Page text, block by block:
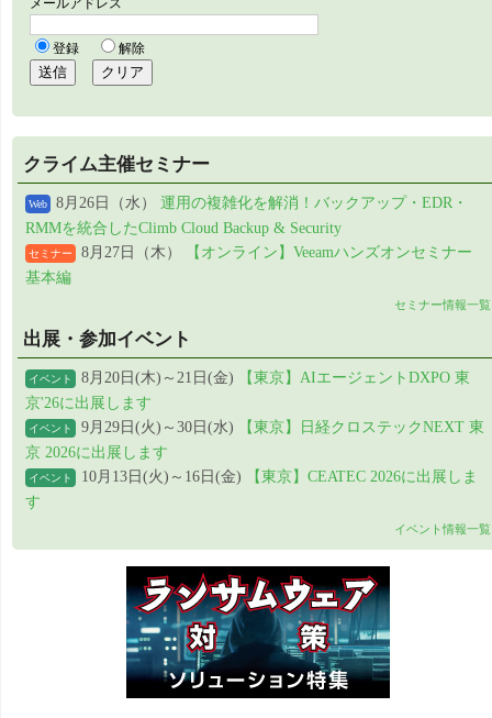
クライム主催セミナー
Web 8月26日（水） 運用の複雑化を解消！バックアップ・EDR・
RMMを統合したClimb Cloud Backup & Security
セミナー 8月27日（木）
【オンライン】Veeamハンズオンセミナー
基本編
セミナー情報一覧
出展・参加イベント
イベント 8月20日(木)～21日(金)
【東京】AIエージェントDXPO 東
京'26に出展します
イベント 9月29日(火)～30日(水)
【東京】日経クロステックNEXT 東
京 2026に出展します
イベント 10月13日(火)～16日(金)
【東京】CEATEC 2026に出展しま
す
イベント情報一覧